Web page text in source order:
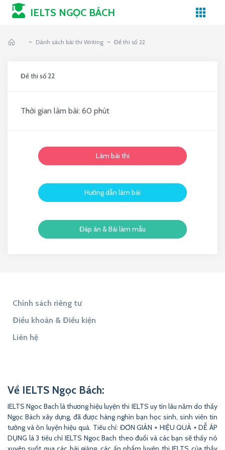
IELTS NGỌC BÁCH
- Dánh sách bài thi Writing - Đề thi số 22
Đề thi số 22
Thời gian làm bài: 60 phút
Làm bài thi
Hướng dẫn làm bài
Đáp án & Bài làm mẫu
Chính sách riêng tư
Điều khoản & Điều kiện
Liên hệ
Về IELTS Ngọc Bách:
IELTS Ngoc Bach là thương hiệu luyện thi IELTS uy tín lâu năm do thầy
Ngọc Bách xây dựng, đã được hàng nghìn bạn học sinh, sinh viên tin
tưởng và ôn luyện hiệu quả. Tiêu chí: ĐƠN GIẢN + HIỆU QUẢ + DỄ ÁP
DỤNG là 3 tiêu chí IELTS Ngoc Bach theo đuổi và các bạn sẽ thấy nó